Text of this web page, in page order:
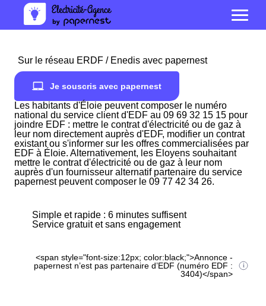
Sur le réseau ERDF / Enedis avec papernest
Je souscris avec papernest
Les habitants d'Éloie peuvent composer le numéro
national du service client d'EDF au 09 69 32 15 15 pour
joindre EDF : mettre le contrat d'électricité ou de gaz à
leur nom directement auprès d'EDF, modifier un contrat
existant ou s'informer sur les offres commercialisées par
EDF à Éloie. Alternativement, les Eloyens souhaitant
mettre le contrat d'électricité ou de gaz à leur nom
auprès d'un fournisseur alternatif partenaire du service
papernest peuvent composer le 09 77 42 34 26.
Simple et rapide : 6 minutes suffisent
Service gratuit et sans engagement
<span style="font-size:12px; color:black;">Annonce -
papernest n’est pas partenaire d’EDF (numéro EDF :
3404)</span>